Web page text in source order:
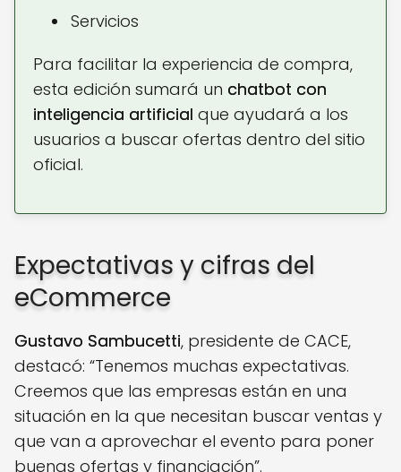
Servicios
Para facilitar la experiencia de compra,
esta edición sumará un chatbot con
inteligencia artificial que ayudará a los
usuarios a buscar ofertas dentro del sitio
oficial.
Expectativas y cifras del
eCommerce
Gustavo Sambucetti, presidente de CACE,
destacó: “Tenemos muchas expectativas.
Creemos que las empresas están en una
situación en la que necesitan buscar ventas y
que van a aprovechar el evento para poner
buenas ofertas y financiación”.